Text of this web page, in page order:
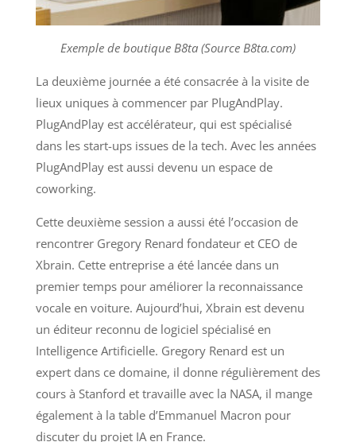
Exemple de boutique B8ta (Source B8ta.com)
La deuxième journée a été consacrée à la visite de
lieux uniques à commencer par PlugAndPlay.
PlugAndPlay est accélérateur, qui est spécialisé
dans les start-ups issues de la tech. Avec les années
PlugAndPlay est aussi devenu un espace de
coworking.
Cette deuxième session a aussi été l’occasion de
rencontrer Gregory Renard fondateur et CEO de
Xbrain. Cette entreprise a été lancée dans un
premier temps pour améliorer la reconnaissance
vocale en voiture. Aujourd’hui, Xbrain est devenu
un éditeur reconnu de logiciel spécialisé en
Intelligence Artificielle. Gregory Renard est un
expert dans ce domaine, il donne régulièrement des
cours à Stanford et travaille avec la NASA, il mange
également à la table d’Emmanuel Macron pour
discuter du projet IA en France.